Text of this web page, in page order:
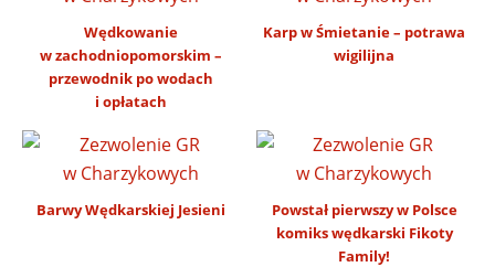
Wędkowanie
w zachodniopomorskim –
przewodnik po wodach
i opłatach
Karp w Śmietanie – potrawa
wigilijna
Barwy Wędkarskiej Jesieni
Powstał pierwszy w Polsce
komiks wędkarski Fikoty
Family!